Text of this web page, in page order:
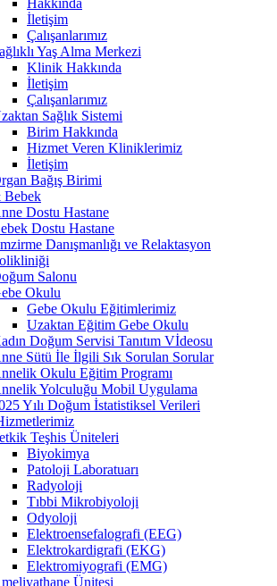
İletişim
Çalışanlarımız
Yaş Alma Merkezi
Klinik Hakkında
İletişim
Çalışanlarımız
Sağlık Sistemi
Birim Hakkında
Hizmet Veren Kliniklerimiz
İletişim
Bağış Birimi
Bebek
Dostu Hastane
Dostu Hastane
Danışmanlığı ve Relaktasyon
Salonu
Okulu
Gebe Okulu Eğitimlerimiz
Uzaktan Eğitim Gebe Okulu
Doğum Servisi Tanıtım Vİdeosu
Sütü İle İlgili Sık Sorulan Sorular
Okulu Eğitim Programı
Yolculuğu Mobil Uygulama
Yılı Doğum İstatistiksel Verileri
Teşhis Üniteleri
Biyokimya
Patoloji Laboratuarı
Radyoloji
Tıbbi Mikrobiyoloji
Odyoloji
Elektroensefalografi (EEG)
Elektrokardigrafi (EKG)
Elektromiyografi (EMG)
Ünitesi